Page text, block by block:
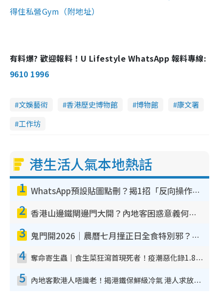
得住私營Gym（附地址）
有料爆? 歡迎報料！U Lifestyle WhatsApp 報料專線:
9610 1996
文娛藝術 香港歷史博物館 博物館
康文署
工作坊
港生活人氣本地熱話
1 WhatsApp預設貼圖點刪？揭1招「反向操作」還原簡潔介面 附3步實測教學
2 香港山邊鐵閘邊門大開？內地客困惑意義何在！網民神回覆：呢種叫法理性防禦
3 鬼門開2026｜農曆七月撞正日全食特別邪？專家警告切忌做一事！揭4大禁忌+2招保平安
4 奪命寄生蟲｜食生菜狂瀉首現死者！疫潮惡化錄1.8萬宗病例 揭洗菜3大謬誤
5 內地客歎港人唔識老！揭港鐵保鮮級冷氣 港人求放過：咪投訴